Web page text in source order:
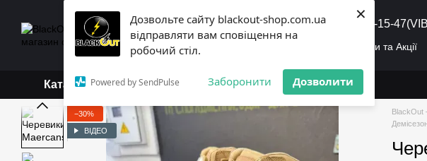
Дозвольте сайту blackout-shop.com.ua
відправляти вам сповіщення на
робочий стіл.
Powered by SendPulse Заборонити Дозволити
×
Перейти до основного контенту
+38 (068) 119-18-19,+38 (095) 486-15-
Каталог
Знижки та Акції
Каталог
−30%
ВІДЕО
BlackOut